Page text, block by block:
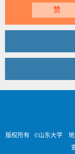
赞
版权所有 ©山东大学 地